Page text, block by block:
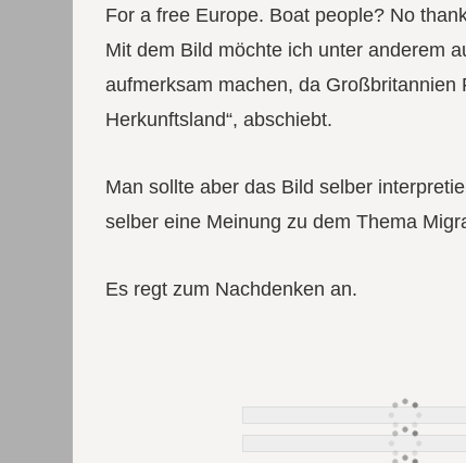
For a free Europe. Boat people? No
Mit dem Bild möchte ich unter anderem
aufmerksam machen, da Großbritannien
Herkunftsland“, abschiebt.
Man sollte aber das Bild selber
selber eine Meinung zu dem Thema
Es regt zum Nachdenken an.